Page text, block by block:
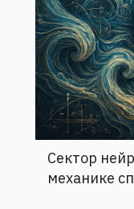
Сектор
механике